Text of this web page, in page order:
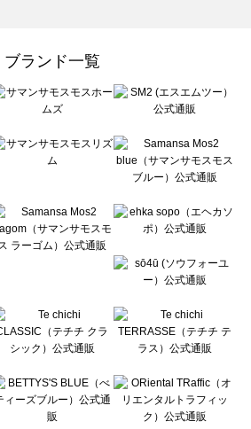
スモス ブルー）のボトムス一覧
ムス一覧
一覧
シック）のボトムス一覧
のボトムス一覧
ー）のボトムス一覧
ボトムス一覧
ブランド一覧